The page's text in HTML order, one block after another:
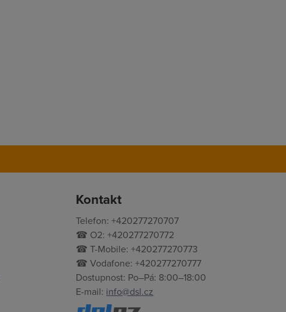
Kontakt
Telefon: +420277270707
☎ O2: +420277270772
☎ T-Mobile: +420277270773
☎ Vodafone: +420277270777
Dostupnost: Po–Pá: 8:00–18:00
E-mail: info@dsl.cz